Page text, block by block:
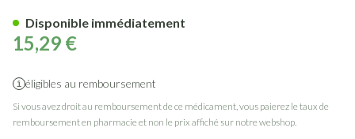
15,29 €
éligibles au remboursement
Si vous avez droit au remboursement de ce médicament, vous paierez le taux de
remboursement en pharmacie et non le prix affiché sur notre webshop.
Disponible immédiatement